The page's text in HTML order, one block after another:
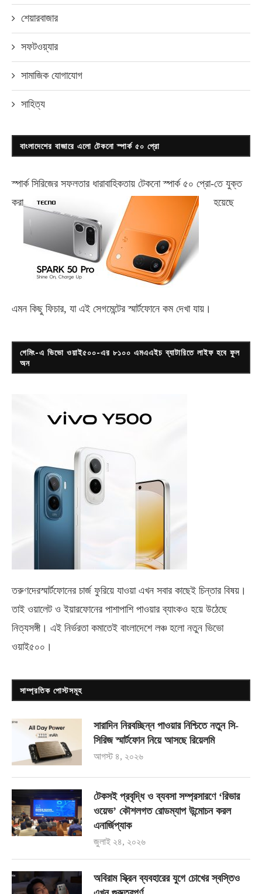
শেয়ারবাজার
সফটওয়্যার
সামাজিক যোগাযোগ
সাহিত্য
বাংলাদেশের বাজারে এলো টেকনো স্পার্ক ৫০ প্রো
স্পার্ক সিরিজের সফলতার ধারাবাহিকতায় টেকনোস্পার্ক ৫০ প্রো-তে যুক্ত
করা
হয়েছে
এমন কিছু ফিচার, যা এই সেগমেন্টের স্মার্টফোনে কম দেখা যায়।
গেমিং-এ ভিভো ওয়াই৫০০-এর ৮১০০ এমএএইচ ব্যাটারিতে লাইফ হবে ফুল
অন
তরুণদেরস্মার্টফোনের চার্জ ফুরিয়ে যাওয়া এখন সবার কাছেই চিন্তার বিষয়।
তাই ওয়ালেট ও ইয়ারফোনের পাশাপাশি পাওয়ার ব্যাংকও হয়ে উঠেছে
নিত্যসঙ্গী। এই নির্ভরতা কমাতেই বাংলাদেশে লঞ্চ হলো নতুন ভিভো
ওয়াই৫০০ ।
সাম্প্রতিক পোস্টসমূহ
সারাদিন নিরবচ্ছিন্ন পাওয়ার নিশ্চিতে নতুন সি-
সিরিজ স্মার্টফোন নিয়ে আসছে রিয়েলমি
আগস্ট ৪, ২০২৬
টেকসই প্রবৃদ্ধি ও ব্যবসা সম্প্রসারণে ‘রিভার
ওয়েভ’ কৌশলগত রোডম্যাপ উন্মোচন করল
এনার্জিপ্যাক
জুলাই ২৪, ২০২৬
অবিরাম স্ক্রিন ব্যবহারের যুগে চোখের স্বস্তিও